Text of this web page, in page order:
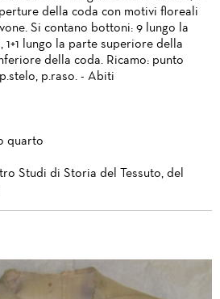
della coda con motivi floreali
Si contano bottoni: 9 lungo la
1+1 lungo la parte superiore della
della coda. Ricamo: punto
p.raso. - Abiti
quarto
Studi di Storia del Tessuto, del